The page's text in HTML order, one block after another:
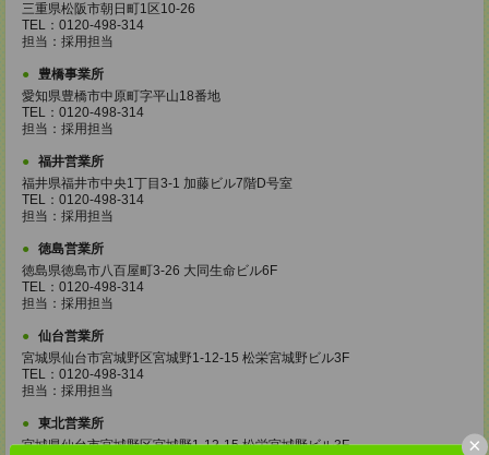
×
三重県松阪市朝日町1区10-26
TEL：0120-498-314
担当：採用担当
豊橋事業所
愛知県豊橋市中原町字平山18番地
TEL：0120-498-314
担当：採用担当
福井営業所
福井県福井市中央1丁目3-1 加藤ビル7階D号室
TEL：0120-498-314
担当：採用担当
徳島営業所
徳島県徳島市八百屋町3-26 大同生命ビル6F
TEL：0120-498-314
担当：採用担当
仙台営業所
宮城県仙台市宮城野区宮城野1-12-15 松栄宮城野ビル3F
TEL：0120-498-314
担当：採用担当
東北営業所
宮城県仙台市宮城野区宮城野1-12-15 松栄宮城野ビル3F